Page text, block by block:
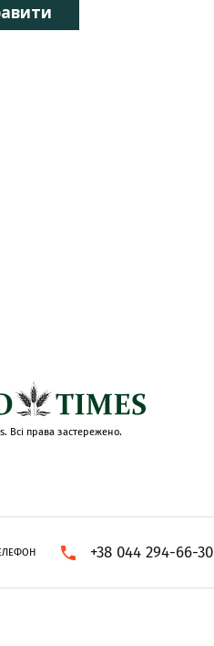
Всі права застережено.
+38 044 294-66-30